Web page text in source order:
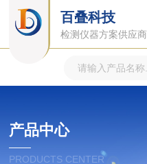
百叠科技
检测仪器方案供应商
产品中心
PRODUCTS CENTER